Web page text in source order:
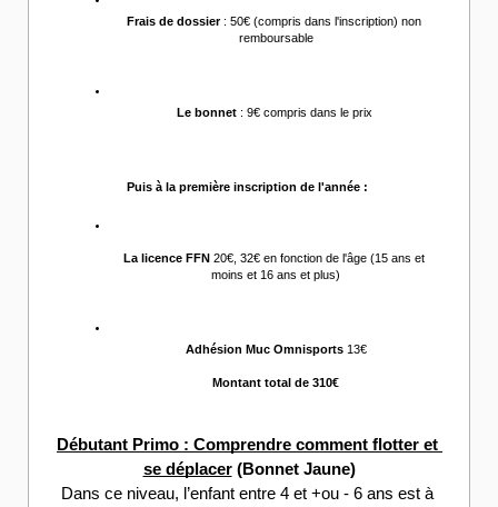
Frais de dossier : 50€ (compris dans l'inscription) non
remboursable
Le bonnet : 9€ compris dans le prix
Puis à la première inscription de l'année :
La licence FFN 20€, 32€ en fonction de l'âge (15 ans et
moins et 16 ans et plus)
Adhésion Muc Omnisports 13€
Montant total de 310€
Débutant Primo : Comprendre comment flotter et
se déplacer (Bonnet Jaune)
Dans ce niveau, l’enfant entre 4 et +ou - 6 ans est à